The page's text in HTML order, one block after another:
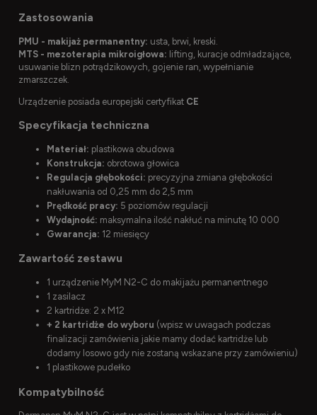
Zastosowania
PMU - makijaż permanentny: usta, brwi, kreski.
MTS - mezoterapia mikroigłowa: lifting, kuracje odmładzające,
usuwanie blizn potrądzikowych, gojenie ran, wypełnianie
zmarszczek.
Urządzenie posiada europejski certyfikat CE
Specyfikacja techniczna
Materiał: plastikowa obudowa
Konstrukcja: obrotowa głowica
Regulacja głębokości: precyzyjna zmiana głębokości
nakłuwania od 0,25 mm do 2,5 mm
Prędkość pracy: 5 poziomów regulacji
Wydajność: maksymalna ilość nakłuć na minutę 10 000
Gwarancja: 12 miesięcy
Zawartość zestawu
1 urządzenie MyM N2-C do makijażu permanentnego
1 zasilacz
2 kartridże: 2 x M12
+ 2 kartridże do wyboru (wpisz w uwagach podczas
finalizacji zamówienia jakie mamy dodać kartridże lub
dodamy losowo gdy nie zostaną wskazane przy zamówieniu)
1 plastikowe pudełko
Kompatybilność